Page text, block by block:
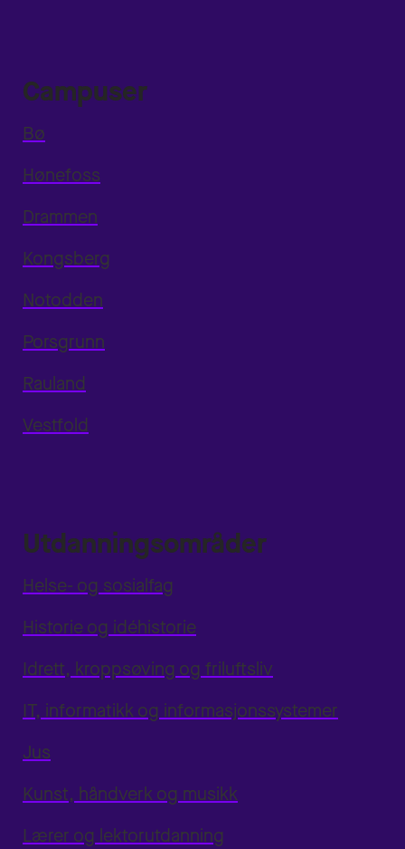
Campuser
Bø
Hønefoss
Drammen
Kongsberg
Notodden
Porsgrunn
Rauland
Vestfold
Utdanningsområder
Helse- og sosialfag
Historie og idéhistorie
Idrett, kroppsøving og friluftsliv
IT, informatikk og informasjonssystemer
Jus
Kunst, håndverk og musikk
Lærer og lektorutdanning